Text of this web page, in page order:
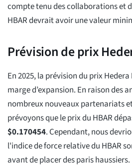
compte tenu des collaborations et
HBAR devrait avoir une valeur
Prévision de prix
En 2025, la prévision du prix
marge d’expansion. En raison des
nombreux nouveaux partenariats
prévoyons que le prix du HBAR
$0.170454. Cependant, nous
l'indice de force relative du HBAR
avant de placer des paris haussiers.